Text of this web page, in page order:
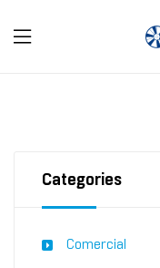
Categories
Comercial